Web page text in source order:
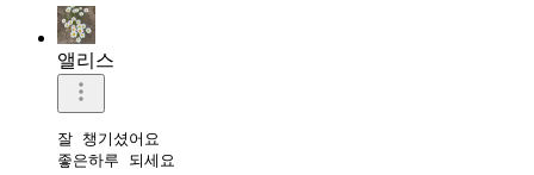
앨리스
잘 챙기셨어요
좋은하루 되세요